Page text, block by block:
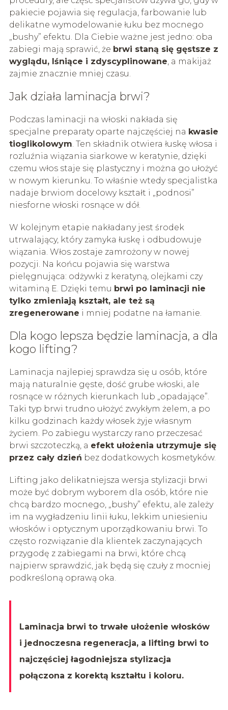
pakiecie pojawia się regulacja, farbowanie lub
delikatne wymodelowanie łuku bez mocnego
„bushy” efektu. Dla Ciebie ważne jest jedno: oba
zabiegi mają sprawić, że brwi staną się gęstsze z
wyglądu, lśniące i zdyscyplinowane, a makijaż
zajmie znacznie mniej czasu.
Jak działa laminacja brwi?
Podczas laminacji na włoski nakłada się
specjalne preparaty oparte najczęściej na kwasie
tioglikolowym. Ten składnik otwiera łuskę włosa i
rozluźnia wiązania siarkowe w keratynie, dzięki
czemu włos staje się plastyczny i można go ułożyć
w nowym kierunku. To właśnie wtedy specjalistka
nadaje brwiom docelowy kształt i „podnosi”
niesforne włoski rosnące w dół.
W kolejnym etapie nakładany jest środek
utrwalający, który zamyka łuskę i odbudowuje
wiązania. Włos zostaje zamrożony w nowej
pozycji. Na końcu pojawia się warstwa
pielęgnująca: odżywki z keratyną, olejkami czy
witaminą E. Dzięki temu brwi po laminacji nie
tylko zmieniają kształt, ale też są
zregenerowane i mniej podatne na łamanie.
Dla kogo lepsza będzie laminacja, a dla
kogo lifting?
Laminacja najlepiej sprawdza się u osób, które
mają naturalnie gęste, dość grube włoski, ale
rosnące w różnych kierunkach lub „opadające”.
Taki typ brwi trudno ułożyć zwykłym żelem, a po
kilku godzinach każdy włosek żyje własnym
życiem. Po zabiegu wystarczy rano przeczesać
brwi szczoteczką, a efekt ułożenia utrzymuje się
przez cały dzień bez dodatkowych kosmetyków.
Lifting jako delikatniejsza wersja stylizacji brwi
może być dobrym wyborem dla osób, które nie
chcą bardzo mocnego, „bushy” efektu, ale zależy
im na wygładzeniu linii łuku, lekkim uniesieniu
włosków i optycznym uporządkowaniu brwi. To
często rozwiązanie dla klientek zaczynających
przygodę z zabiegami na brwi, które chcą
najpierw sprawdzić, jak będą się czuły z mocniej
podkreśloną oprawą oka.
Laminacja brwi to trwałe ułożenie włosków
i jednoczesna regeneracja, a lifting brwi to
najczęściej łagodniejsza stylizacja
połączona z korektą kształtu i koloru.